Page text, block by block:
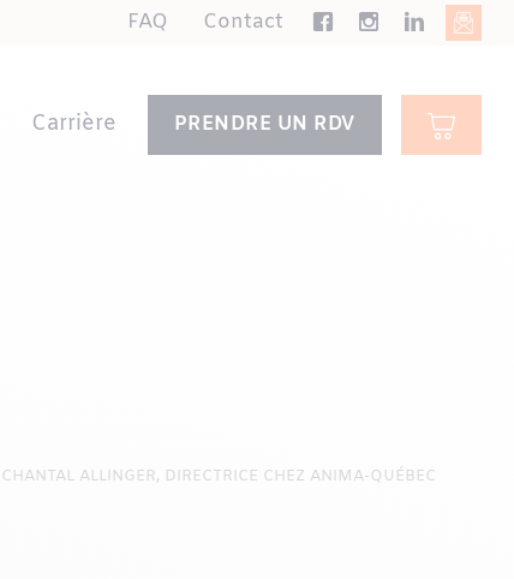
FAQ Contact
Carrière PRENDRE UN RDV
CHANTAL ALLINGER, DIRECTRICE CHEZ ANIMA-QUÉBEC